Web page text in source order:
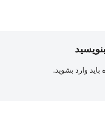
وارد بشوید.